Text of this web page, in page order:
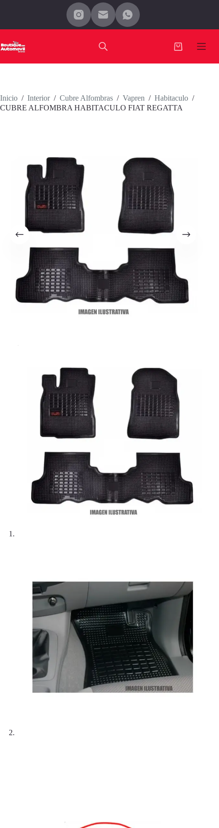
Carro
Inicio / Interior / Cubre Alfombras / Vapren / Habitaculo /
CUBRE ALFOMBRA HABITACULO FIAT REGATTA